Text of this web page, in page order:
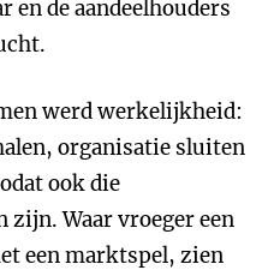
en de aandeelhouders
werd werkelijkheid:
organisatie sluiten
ook die
zijn. Waar vroeger een
een marktspel, zien